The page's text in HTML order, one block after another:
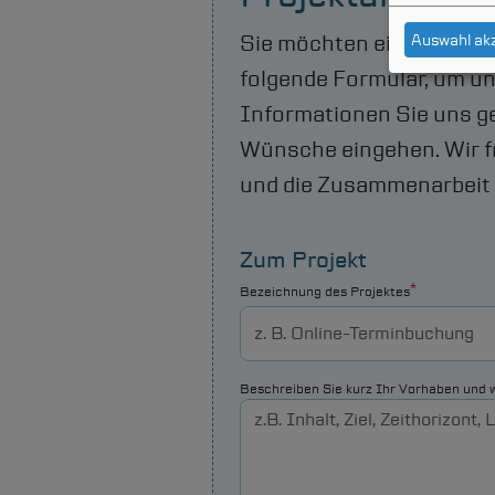
Sie möchten ein neues
folgende Formular, um
Informationen Sie uns
Wünsche eingehen. Wir
und die
Zum Projekt
Bezeichnung des Projektes
Beschreiben Sie kurz Ihr Vorhaben und
Auswahl